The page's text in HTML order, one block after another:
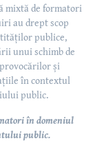
mixtă de formatori
au drept scop
publice,
unui schimb de
și
în contextul
public.
în domeniul
public.